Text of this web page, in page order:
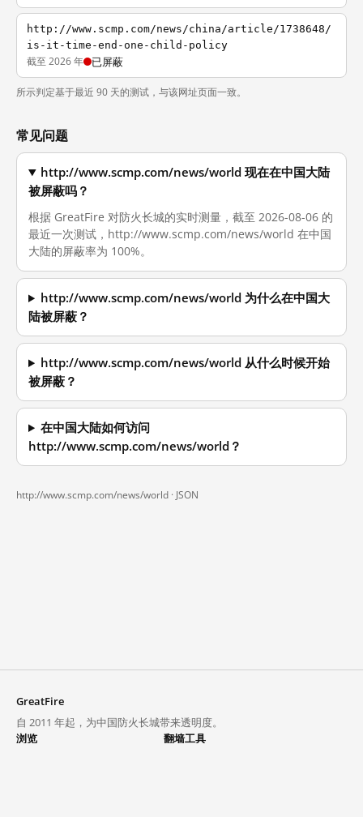
http://www.scmp.com/news/china/article/1738648/
is-it-time-end-one-child-policy
截至 2026 年 已屏蔽
所示判定基于最近 90 天的测试，与该网址页面一致。
常见问题
http://www.scmp.com/news/world 现在在中国大陆
被屏蔽吗？
根据 GreatFire 对防火长城的实时测量，截至 2026-08-06 的
最近一次测试，http://www.scmp.com/news/world 在中国
大陆的屏蔽率为 100%。
http://www.scmp.com/news/world 为什么在中国大
陆被屏蔽？
http://www.scmp.com/news/world 从什么时候开始
被屏蔽？
在中国大陆如何访问
http://www.scmp.com/news/world？
http://www.scmp.com/news/world · JSON
GreatFire
自 2011 年起，为中国防火长城带来透明度。
浏览
翻墙工具